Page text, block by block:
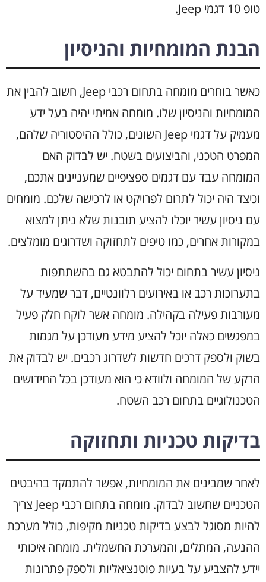
טופ 10 דגמי Jeep.
הבנת המומחיות והניסיון
כאשר בוחרים מומחה בתחום רכבי Jeep, חשוב להבין את
המומחיות והניסיון שלו. מומחה אמיתי יהיה בעל ידע
מעמיק על דגמי Jeep השונים, כולל ההיסטוריה שלהם,
המפרט הטכני, והביצועים בשטח. יש לבדוק האם
המומחה עבד עם דגמים ספציפיים שמעניינים אתכם,
וכיצד היה יכול לתרום לפרויקט או לרכישה שלכם. מומחים
עם ניסיון עשיר יוכלו להציע תובנות שלא ניתן למצוא
במקורות אחרים, כמו טיפים לתחזוקה ושדרוגים מומלצים.
ניסיון עשיר בתחום יכול להתבטא גם בהשתתפות
בתערוכות רכב או באירועים רלוונטיים, דבר שמעיד על
מעורבות פעילה בקהילה. מומחה אשר לוקח חלק פעיל
במפגשים כאלה יוכל להציע מידע מעודכן על מגמות
בשוק ולספק דרכים חדשות לשדרוג רכבים. יש לבדוק את
הרקע של המומחה ולוודא כי הוא מעודכן בכל החידושים
הטכנולוגיים בתחום רכב השטח.
בדיקות טכניות ותחזוקה
לאחר שמבינים את המומחיות, אפשר להתמקד בהיבטים
הטכניים שחשוב לבדוק. מומחה בתחום רכבי Jeep צריך
להיות מסוגל לבצע בדיקות טכניות מקיפות, כולל מערכת
ההנעה, המתלים, והמערכת החשמלית. מומחה איכותי
יידע להצביע על בעיות פוטנציאליות ולספק פתרונות